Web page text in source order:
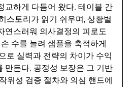
교하게 다듬어 왔다. 테이블 간
스토리가 읽기 쉬우며, 상황별
연스러워 의사결정의 피로도
수를 늘려 샘플을 축적하게
로 실력과 전략의 차이가 수익
만든다. 공정성 보장은 그 기반
위성 검증 절차와 의심 핸드에